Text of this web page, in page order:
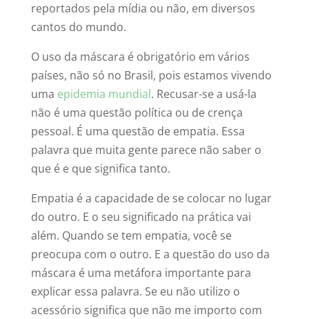
reportados pela mídia ou não, em diversos
cantos do mundo.
O uso da máscara é obrigatório em vários
países, não só no Brasil, pois estamos vivendo
uma epidemia mundial. Recusar-se a usá-la
não é uma questão política ou de crença
pessoal. É uma questão de empatia. Essa
palavra que muita gente parece não saber o
que é e que significa tanto.
Empatia é a capacidade de se colocar no lugar
do outro. E o seu significado na prática vai
além. Quando se tem empatia, você se
preocupa com o outro. E a questão do uso da
máscara é uma metáfora importante para
explicar essa palavra. Se eu não utilizo o
acessório significa que não me importo com